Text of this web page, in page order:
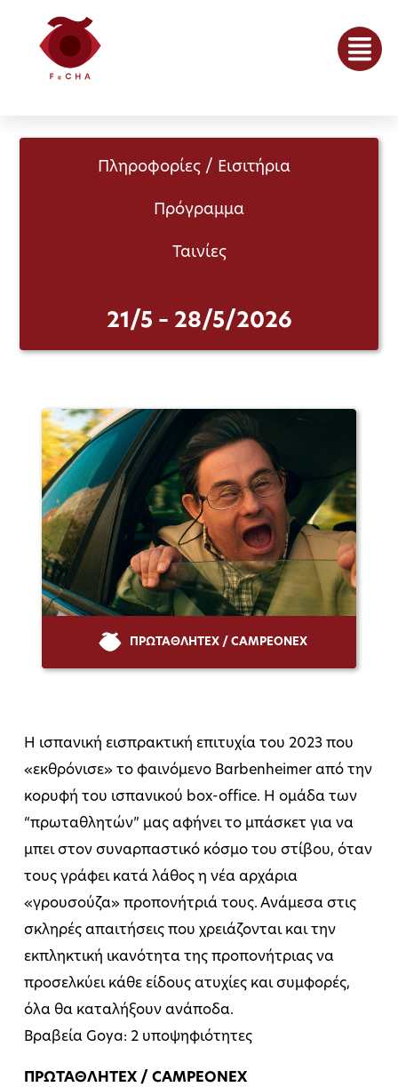
Πληροφορίες / Εισιτήρια
Πρόγραμμα
Ταινίες
21/5 – 28/5/2026
ΠΡΩΤΑΘΛΗΤΕΧ / CAMPEONEX
Η ισπανική εισπρακτική επιτυχία του 2023 που
«εκθρόνισε» το φαινόμενο Barbenheimer από την
κορυφή του ισπανικού box-office. Η ομάδα των
“πρωταθλητών” μας αφήνει το μπάσκετ για να
μπει στον συναρπαστικό κόσμο του στίβου, όταν
τους γράφει κατά λάθος η νέα αρχάρια
«γρουσούζα» προπονήτριά τους. Ανάμεσα στις
σκληρές απαιτήσεις που χρειάζονται και την
εκπληκτική ικανότητα της προπονήτριας να
προσελκύει κάθε είδους ατυχίες και συμφορές,
όλα θα καταλήξουν ανάποδα.
Βραβεία Goya: 2 υποψηφιότητες
ΠΡΩΤΑΘΛΗΤΕΧ / CAMPEONEX